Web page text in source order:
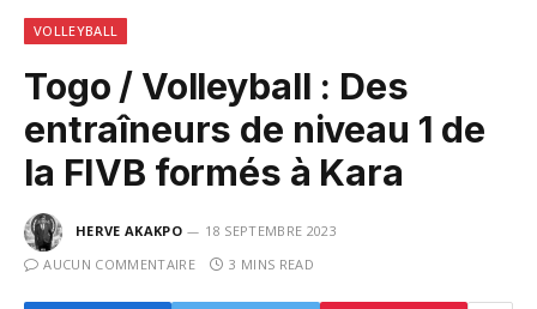
VOLLEYBALL
Togo / Volleyball : Des
entraîneurs de niveau 1 de
la FIVB formés à Kara
HERVE AKAKPO
18 SEPTEMBRE 2023
AUCUN COMMENTAIRE
3 MINS READ